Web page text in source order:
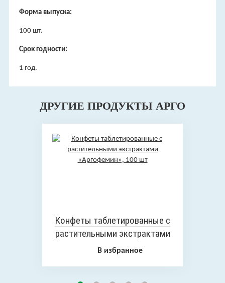
Форма выпуска:
100 шт.
Срок годности:
1 год.
ДРУГИЕ ПРОДУКТЫ АРГО
Конфеты таблетированные с
растительными экстрактами
«Аргофемин», 100 шт
В избранное